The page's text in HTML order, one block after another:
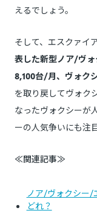
えるでしょう。
そして、エスクァイ
表した新型ノア/ヴ
8,100台/月、ヴォク
を取り戻してヴォク
なったヴォクシーが
ーの人気争いにも注
≪関連記事≫
ノア/ヴォクシー/
どれ？